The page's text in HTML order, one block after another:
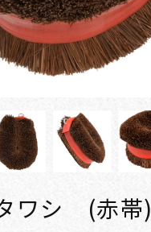
ワシ (赤帯)